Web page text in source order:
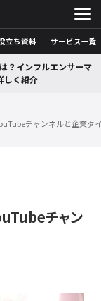
立ち資料 サービス一覧
？インフルエンサーマ
しく紹介
チャンネルと企業タ
チャン